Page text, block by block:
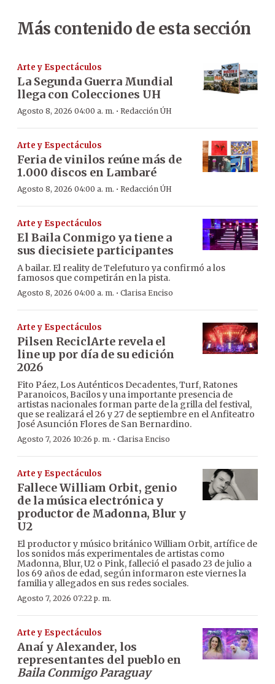
Más contenido de esta sección
Arte y Espectáculos
La Segunda Guerra Mundial
llega con Colecciones UH
Agosto 8, 2026 04:00 a. m. · Redacción ÚH
Arte y Espectáculos
Feria de vinilos reúne más de
1.000 discos en Lambaré
Agosto 8, 2026 04:00 a. m. · Redacción ÚH
Arte y Espectáculos
El Baila Conmigo ya tiene a
sus diecisiete participantes
A bailar. El reality de Telefuturo ya confirmó a los
famosos que competirán en la pista.
Agosto 8, 2026 04:00 a. m. · Clarisa Enciso
Arte y Espectáculos
Pilsen ReciclArte revela el
line up por día de su edición
2026
Fito Páez, Los Auténticos Decadentes, Turf, Ratones
Paranoicos, Bacilos y una importante presencia de
artistas nacionales forman parte de la grilla del festival,
que se realizará el 26 y 27 de septiembre en el Anfiteatro
José Asunción Flores de San Bernardino.
Agosto 7, 2026 10:26 p. m. · Clarisa Enciso
Arte y Espectáculos
Fallece William Orbit, genio
de la música electrónica y
productor de Madonna, Blur y
U2
El productor y músico británico William Orbit, artífice de
los sonidos más experimentales de artistas como
Madonna, Blur, U2 o Pink, falleció el pasado 23 de julio a
los 69 años de edad, según informaron este viernes la
familia y allegados en sus redes sociales.
Agosto 7, 2026 07:22 p. m.
Arte y Espectáculos
Anaí y Alexander, los
representantes del pueblo en
Baila Conmigo Paraguay